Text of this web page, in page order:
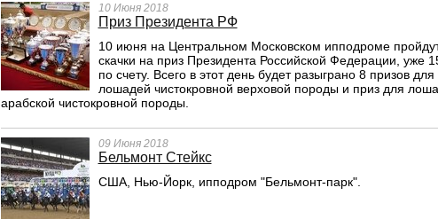
10 Июня 2018
Приз Президента РФ
10 июня на Центральном Московском ипподроме
скачки на приз Президента Российской Федерации, уже
по счету. Всего в этот день будет разыграно 8 призов для
лошадей чистокровной верховой породы и приз для
арабской чистокровной породы.
09 Июня 2018
Бельмонт Стейкс
США, Нью-Йорк, ипподром "Бельмонт-парк".